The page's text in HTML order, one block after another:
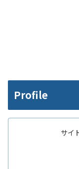
Profile
サイ